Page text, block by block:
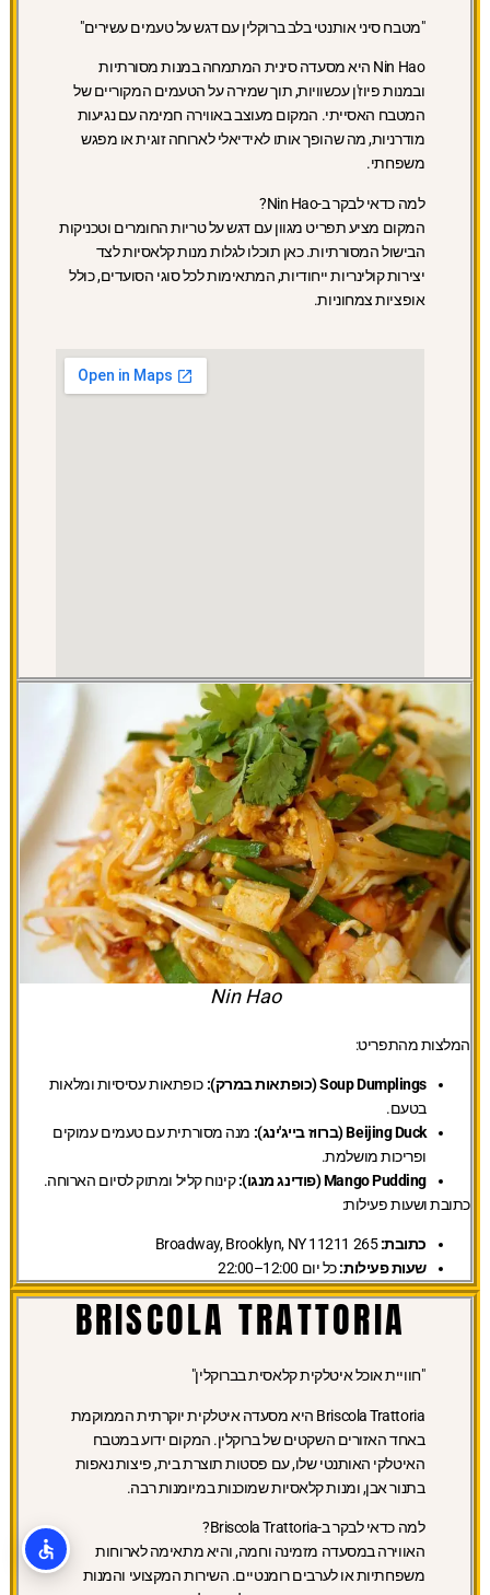
"מטבח סיני אותנטי בלב ברוקלין עם דגש על טעמים עשירים"
Nin Hao היא מסעדה סינית המתמחה במנות מסורתיות
ובמנות פיוז'ן עכשוויות, תוך שמירה על הטעמים המקוריים של
המטבח האסייתי. המקום מעוצב באווירה חמימה עם נגיעות
מודרניות, מה שהופך אותו לאידיאלי לארוחה זוגית או מפגש
משפחתי.
למה כדאי לבקר ב-Nin Hao?
המקום מציע תפריט מגוון עם דגש על טריות החומרים וטכניקות
הבישול המסורתיות. כאן תוכלו לגלות מנות קלאסיות לצד
יצירות קולינריות ייחודיות, המתאימות לכל סוגי הסועדים, כולל
אופציות צמחוניות.
Nin Hao
המלצות מהתפריט:
Soup Dumplings (כופתאות במרק):
כופתאות עסיסיות ומלאות
בטעם.
Beijing Duck (ברווז בייג'ינג):
מנה מסורתית עם טעמים עמוקים
ופריכות מושלמת.
Mango Pudding (פודינג מנגו):
קינוח קליל ומתוק לסיום הארוחה.
כתובת ושעות פעילות:
כתובת:265 Broadway, Brooklyn, NY 11211
שעות פעילות:כל יום 12:00–22:00
BRISCOLA TRATTORIA
"חוויית אוכל איטלקית קלאסית בברוקלין"
Briscola Trattoria היא מסעדה איטלקית יוקרתית הממוקמת
באחד האזורים השקטים של ברוקלין. המקום ידוע במטבח
האיטלקי האותנטי שלו, עם פסטות תוצרת בית, פיצות נאפות
בתנור אבן, ומנות קלאסיות שמוכנות במיומנות רבה.
למה כדאי לבקר ב-Briscola Trattoria?
האווירה במסעדה מזמינה וחמה, והיא מתאימה לארוחות
משפחתיות או לערבים רומנטיים. השירות המקצועי והמנות